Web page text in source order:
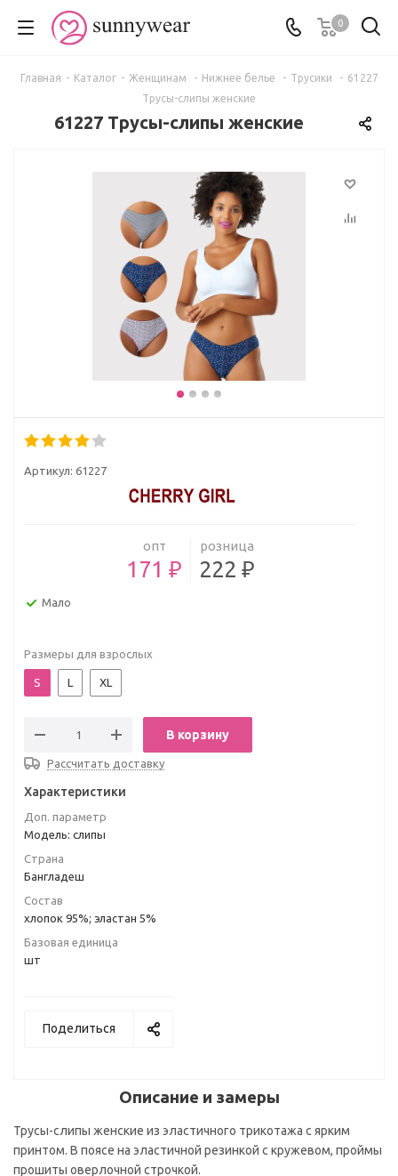
0
Главная - Каталог - Женщинам - Нижнее белье - Трусики - 61227
Трусы-слипы женские
61227 Трусы-слипы женские
Артикул: 61227
опт
171 ₽
розница
222 ₽
Мало
Размеры для взрослых
S L XL
В корзину
Рассчитать доставку
Характеристики
Доп. параметр
Модель: слипы
Страна
Бангладеш
Состав
хлопок 95%; эластан 5%
Базовая единица
шт
Поделиться
Описание и замеры
Трусы-слипы женские из эластичного трикотажа с ярким
принтом. В поясе на эластичной резинкой с кружевом, проймы
прошиты оверлочной строчкой.